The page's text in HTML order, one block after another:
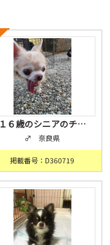
１６歳のシニアのチ…
♂ 奈良県
掲載番号：D360719